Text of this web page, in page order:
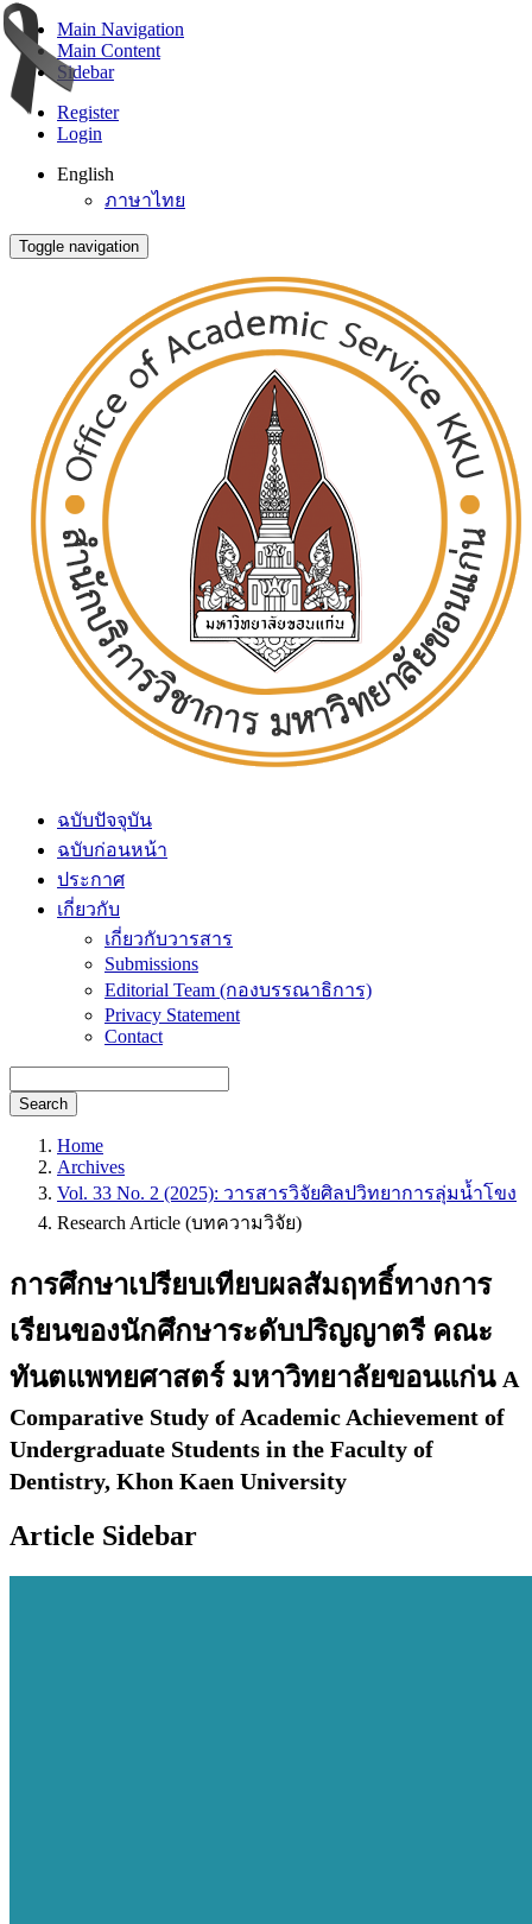
Main Navigation
Main Content
Sidebar
Register
Login
English
ภาษาไทย
Toggle navigation
ฉบับปัจจุบัน
ฉบับก่อนหน้า
ประกาศ
เกี่ยวกับ
เกี่ยวกับวารสาร
Submissions
Editorial Team (กองบรรณาธิการ)
Privacy Statement
Contact
Search
Home
Archives
Vol. 33 No. 2 (2025): วารสารวิจัยศิลปวิทยาการลุ่มน้ำโขง
Research Article (บทความวิจัย)
การศึกษาเปรียบเทียบผลสัมฤทธิ์ทางการ
เรียนของนักศึกษาระดับปริญญาตรี คณะ
ทันตแพทยศาสตร์ มหาวิทยาลัยขอนแก่น A
Comparative Study of Academic Achievement of
Undergraduate Students in the Faculty of
Dentistry, Khon Kaen University
Article Sidebar